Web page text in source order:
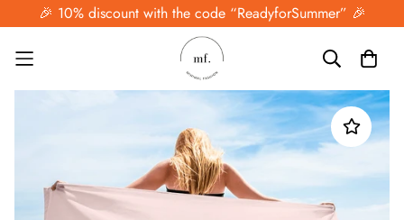
🎉 10% discount with the code “ReadyforSummer” 🎉